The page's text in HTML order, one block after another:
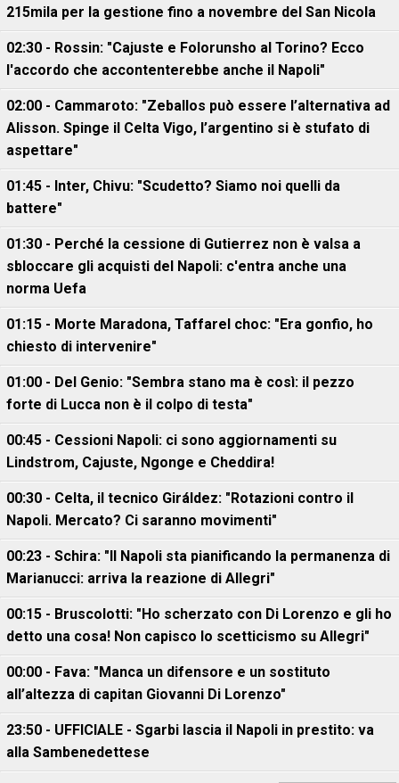
215mila per la gestione fino a novembre del San Nicola
02:30 - Rossin: "Cajuste e Folorunsho al Torino? Ecco
l'accordo che accontenterebbe anche il Napoli"
02:00 - Cammaroto: "Zeballos può essere l’alternativa ad
Alisson. Spinge il Celta Vigo, l’argentino si è stufato di
aspettare"
01:45 - Inter, Chivu: "Scudetto? Siamo noi quelli da
battere"
01:30 - Perché la cessione di Gutierrez non è valsa a
sbloccare gli acquisti del Napoli: c'entra anche una
norma Uefa
01:15 - Morte Maradona, Taffarel choc: "Era gonfio, ho
chiesto di intervenire"
01:00 - Del Genio: "Sembra stano ma è così: il pezzo
forte di Lucca non è il colpo di testa"
00:45 - Cessioni Napoli: ci sono aggiornamenti su
Lindstrom, Cajuste, Ngonge e Cheddira!
00:30 - Celta, il tecnico Giráldez: "Rotazioni contro il
Napoli. Mercato? Ci saranno movimenti"
00:23 - Schira: "Il Napoli sta pianificando la permanenza di
Marianucci: arriva la reazione di Allegri"
00:15 - Bruscolotti: "Ho scherzato con Di Lorenzo e gli ho
detto una cosa! Non capisco lo scetticismo su Allegri"
00:00 - Fava: "Manca un difensore e un sostituto
all’altezza di capitan Giovanni Di Lorenzo"
23:50 - UFFICIALE - Sgarbi lascia il Napoli in prestito: va
alla Sambenedettese